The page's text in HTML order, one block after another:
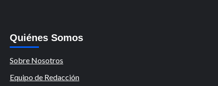
Quiénes Somos
Sobre Nosotros
Equipo de Redacción